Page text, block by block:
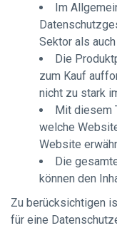
Im
Sektor als
Die
zum Kauf
nicht zu stark
Mit diesem
welche
Website
Die
können den
Zu berücksichtigen
für eine